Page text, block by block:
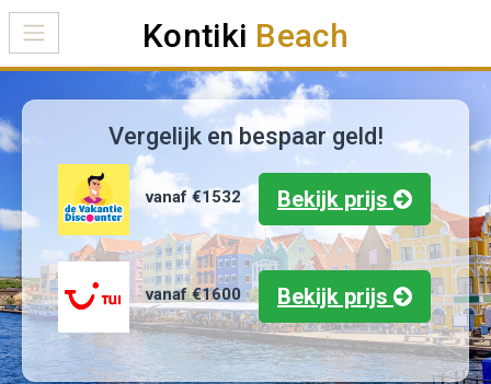
Kontiki Beach
Vergelijk en bespaar geld!
vanaf €1532 Bekijk prijs
vanaf €1600 Bekijk prijs